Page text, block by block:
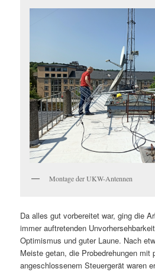
Montage der UKW-Antennen
Da alles gut vorbereitet war, ging die
immer auftretenden
Optimismus und guter Laune. Nach
Meiste getan, die Probedrehungen mit
angeschlossenem Steuergerät waren